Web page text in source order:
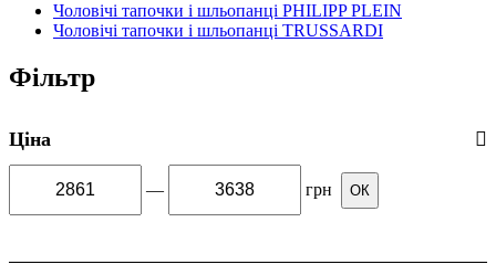
Чоловічі тапочки і шльопанці PHILIPP PLEIN
Чоловічі тапочки і шльопанці TRUSSARDI
Фільтр
Ціна
— грн ОК